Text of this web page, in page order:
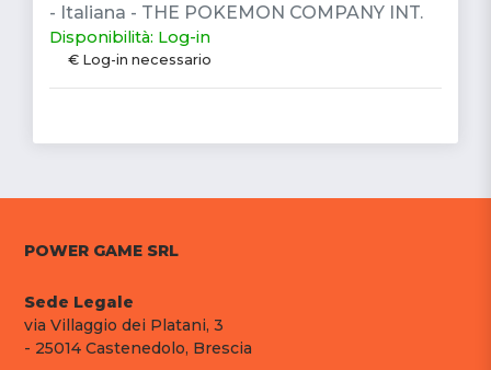
- Italiana - THE POKEMON COMPANY INT.
Disponibilità: Log-in
€ Log-in necessario
POWER GAME SRL
Sede Legale
via Villaggio dei Platani, 3
- 25014 Castenedolo, Brescia